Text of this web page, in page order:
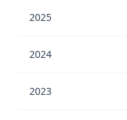
2025
2024
2023